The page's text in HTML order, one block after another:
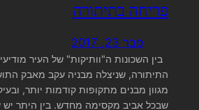
פריחה בתיתורה
פבר 23, 2017
בין השכונות ה"וותיקות" של העיר
התיתורה, שניצלה מבניה עקב מאבק
מגוון מבנים מתקופות קודמות יותר,
שבכל אביב מקסימה מחדש. בין היתר